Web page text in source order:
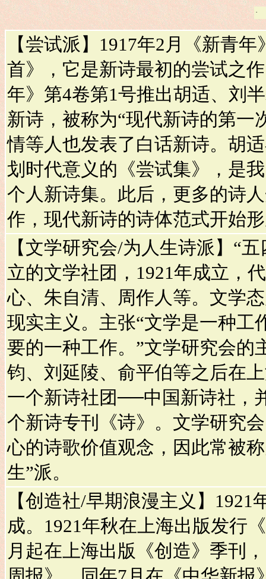
·
【尝试派】1917年2月《新青
首》，它是新诗最初的尝试之
年》第4卷第1号推出胡适、刘
新诗，被称为“现代新诗的第一
情等人也发表了白话新诗。胡
划时代意义的《尝试集》，是
个人新诗集。此后，更多的诗
作，现代新诗的诗体范式开始
【文学研究会/为人生诗派】“
立的文学社团，1921年成立，
心、朱自清、周作人等。文学
现实主义。主张“文学是一种工
要的一种工作。”文学研究会的
钧、刘延陵、俞平伯等之后在
一个新诗社团──中国新诗社，
个新诗专刊《诗》。文学研究
心的诗歌价值观念，因此常被
生”派。
【创造社/早期浪漫主义】1921
成。1921年秋在上海出版发行
月起在上海出版《创造》季刊